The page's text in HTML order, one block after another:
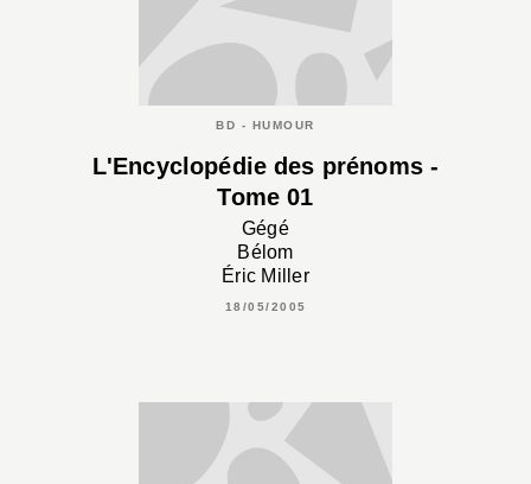
BD - HUMOUR
L'Encyclopédie des prénoms -
Tome 01
Gégé
Bélom
Éric Miller
18/05/2005